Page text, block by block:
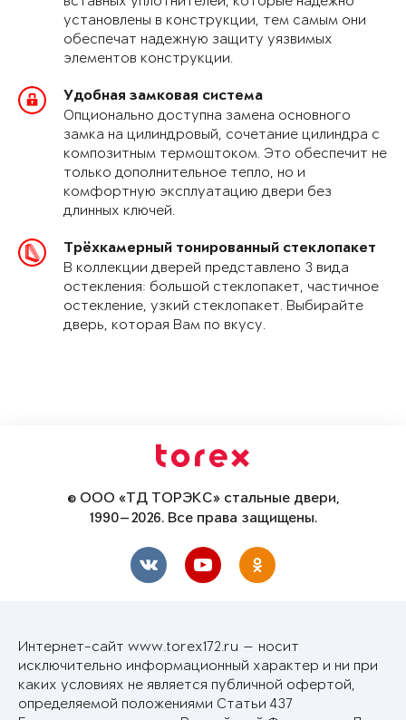
установлены в конструкции, тем самым они
обеспечат надежную защиту уязвимых
элементов конструкции.
Удобная замковая система
Опционально доступна замена основного
замка на цилиндровый, сочетание цилиндра с
композитным термоштоком. Это обеспечит не
только дополнительное тепло, но и
комфортную эксплуатацию двери без
длинных ключей.
Трёхкамерный тонированный стеклопакет
В коллекции дверей представлено 3 вида
остекления: большой стеклопакет, частичное
остекление, узкий стеклопакет. Выбирайте
дверь, которая Вам по вкусу.
© ООО «ТД ТОРЭКС» стальные двери,
1990—2026. Все права защищены.
Интернет-сайт www.torex172.ru — носит
исключительно информационный характер и ни при
каких условиях не является публичной офертой,
определяемой положениями Статьи 437